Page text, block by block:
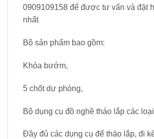
0909109158 để được tư vấn và đặt
nhất
Bộ sản phẩm bao gồm:
Khóa bướm,
5 chốt dự phòng,
Bộ dụng cụ đồ nghề tháo lắp các
Đầy đủ các dụng cụ để tháo lắp, đi